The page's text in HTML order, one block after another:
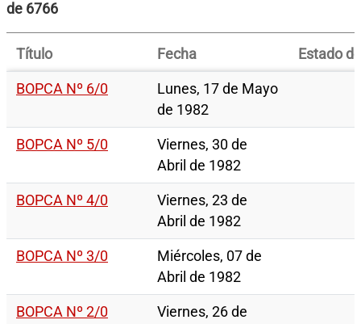
de 6766
Título Fecha Estado
BOPCA Nº 6/0
Lunes, 17 de Mayo
de 1982
BOPCA Nº 5/0
Viernes, 30 de
Abril de 1982
BOPCA Nº 4/0
Viernes, 23 de
Abril de 1982
BOPCA Nº 3/0
Miércoles, 07 de
Abril de 1982
BOPCA Nº 2/0
Viernes, 26 de